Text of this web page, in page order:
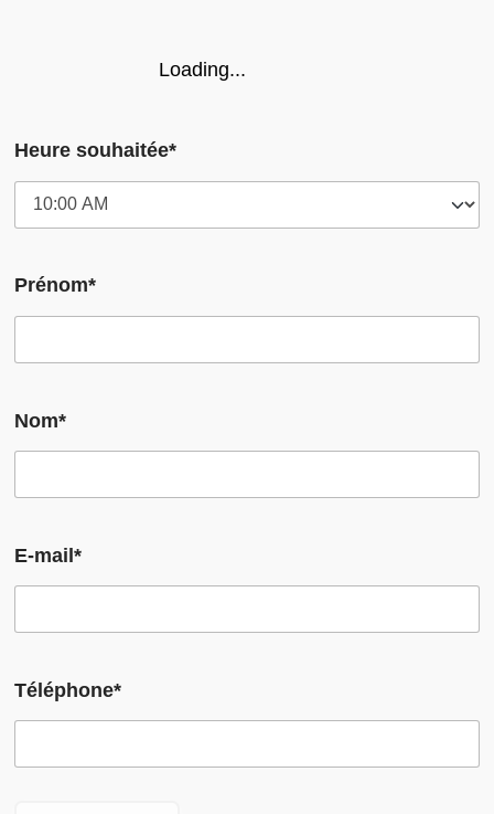
Loading...
Heure souhaitée*
Prénom*
Nom*
E-mail*
Téléphone*